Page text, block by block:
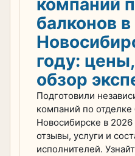
компаний
балконов в
году:
обзор
Подготовили
компаний по отделке
Новосибирске в
отзывы, услуги и
исполнителей.